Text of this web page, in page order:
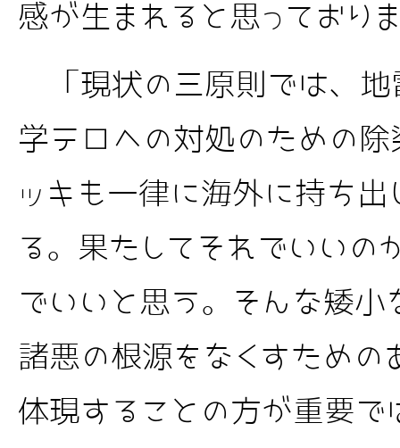
感が生まれると思っており
「現状の三原則では、地
学テロへの対処のための
ッキも一律に海外に持ち出
る。果たしてそれでいいの
でいいと思う。そんな矮小
諸悪の根源をなくすための
体現することの方が重要で